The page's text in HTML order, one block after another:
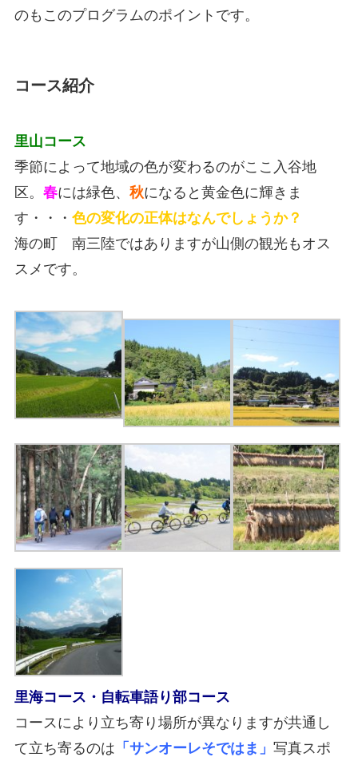
のもこのプログラムのポイントです。
コース紹介
里山コース
季節によって地域の色が変わるのがここ入谷地
区。 春には緑色、 秋になると黄金色に輝きま
す・・・ 色の変化の正体はなんでしょうか？
海の町 南三陸ではありますが山側の観光もオス
スメです。
里海コース・自転車語り部コース
コースにより立ち寄り場所が異なりますが共通し
て立ち寄るのは 「サンオーレそではま」 写真スポ